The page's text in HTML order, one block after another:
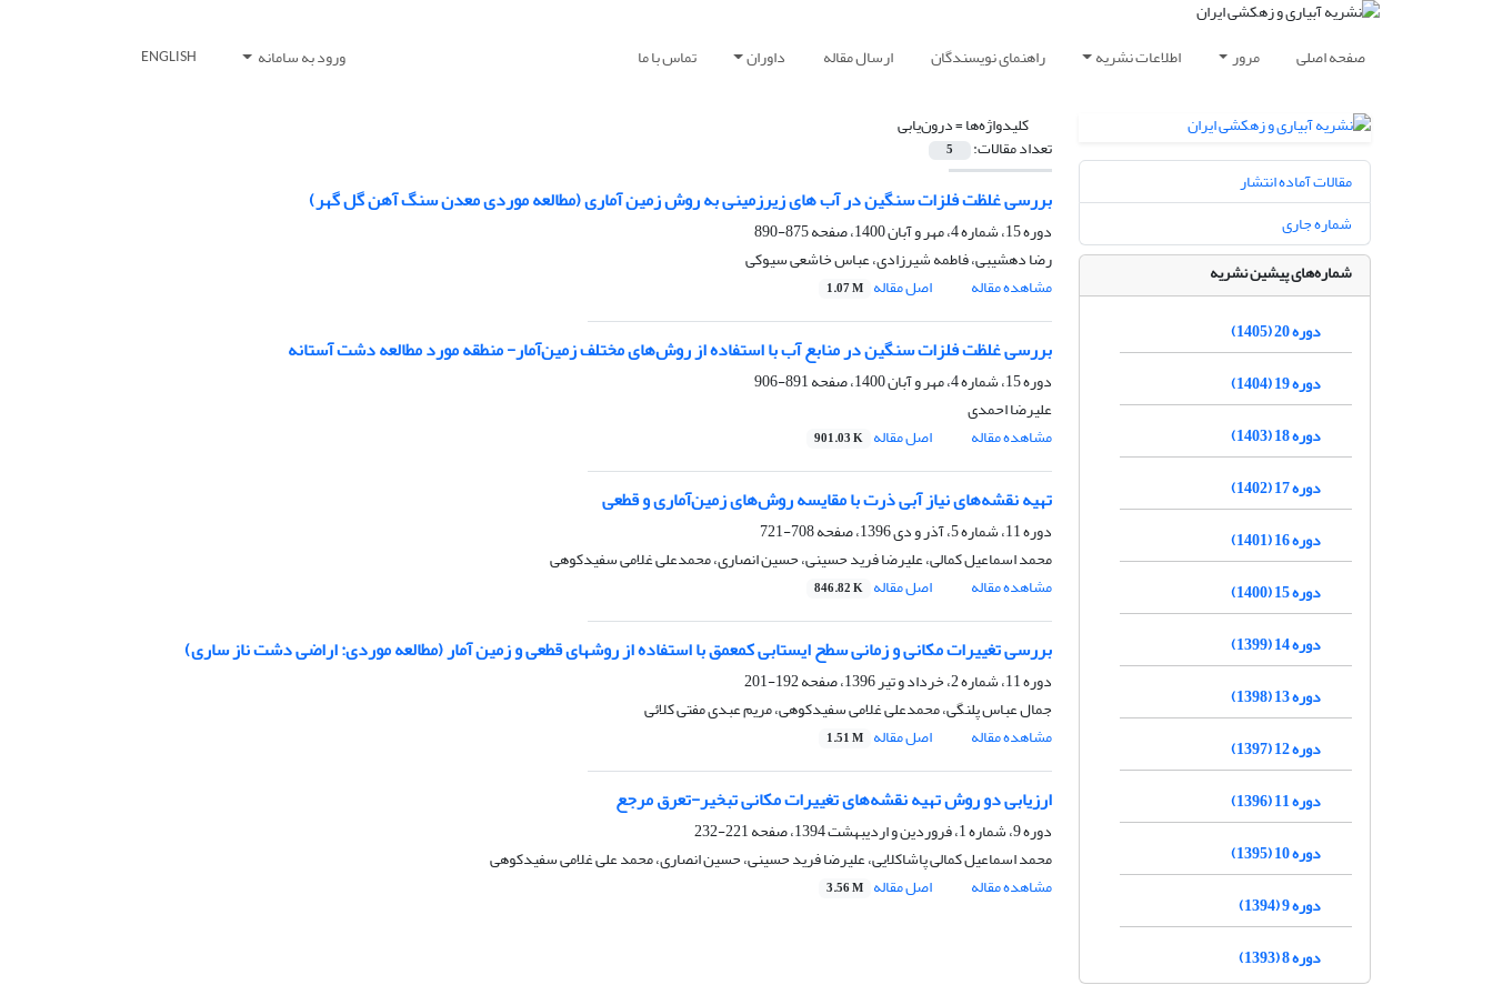
صفحه اصلی مرور اطلاعات نشریه راهنمای نویسندگان ارسال مقاله داوران تماس با ما ورود به سامانه ENGLISH
کلیدواژه‌ها =درون‌یابی
تعداد مقالات: 5
بررسی غلظت فلزات سنگین در آب های زیرزمینی به روش زمین آماری (مطالعه موردی معدن سنگ آهن گل گهر)
دوره 15، شماره 4، مهر و آبان 1400، صفحه
875-890
رضا دهشیبی، فاطمه شیرزادی، عباس خاشعی سیوکی
مشاهده مقاله
اصل مقاله 1.07 M
بررسی غلظت فلزات سنگین در منابع آب با استفاده از روش‌های مختلف زمین‌آمار- منطقه مورد مطالعه دشت آستانه
دوره 15، شماره 4، مهر و آبان 1400، صفحه
891-906
علیرضا احمدی
مشاهده مقاله
اصل مقاله 901.03 K
تهیه نقشه‌های نیاز آبی ذرت با مقایسه روش‌های زمین‌آماری و قطعی
دوره 11، شماره 5، آذر و دی 1396، صفحه
708-721
محمد اسماعیل کمالی، علیرضا فرید حسینی، حسین انصاری، محمدعلی غلامی سفیدکوهی
مشاهده مقاله
اصل مقاله 846.82 K
بررسی تغییرات مکانی و زمانی سطح ایستابی کمعمق با استفاده از روشهای قطعی و زمین آمار (مطالعه موردی: اراضی دشت ناز ساری)
دوره 11، شماره 2، خرداد و تیر 1396، صفحه
192-201
جمال عباس پلنگی، محمدعلی غلامی سفیدکوهی، مریم عبدی مفتی کلائی
مشاهده مقاله
اصل مقاله 1.51 M
ارزیابی دو روش تهیه نقشه‌های تغییرات مکانی تبخیر-تعرق مرجع
دوره 9، شماره 1، فروردین و اردیبهشت 1394، صفحه
221-232
محمد اسماعیل کمالی پاشاکلایی، علیرضا فرید حسینی، حسین انصاری، محمد علی غلامی سفیدکوهی
مشاهده مقاله
اصل مقاله 3.56 M
مقالات آماده انتشار
شماره جاری
شماره‌های پیشین نشریه
دوره 20 (1405)
دوره 19 (1404)
دوره 18 (1403)
دوره 17 (1402)
دوره 16 (1401)
دوره 15 (1400)
دوره 14 (1399)
دوره 13 (1398)
دوره 12 (1397)
دوره 11 (1396)
دوره 10 (1395)
دوره 9 (1394)
دوره 8 (1393)